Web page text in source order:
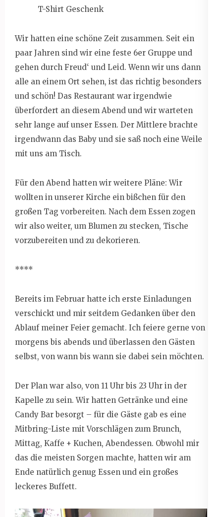
T-Shirt Geschenk
Wir hatten eine schöne Zeit zusammen. Seit ein
paar Jahren sind wir eine feste 6er Gruppe und
gehen durch Freud‘ und Leid. Wenn wir uns dann
alle an einem Ort sehen, ist das richtig besonders
und schön! Das Restaurant war irgendwie
überfordert an diesem Abend und wir warteten
sehr lange auf unser Essen. Der Mittlere brachte
irgendwann das Baby und sie saß noch eine Weile
mit uns am Tisch.
Für den Abend hatten wir weitere Pläne: Wir
wollten in unserer Kirche ein bißchen für den
großen Tag vorbereiten. Nach dem Essen zogen
wir also weiter, um Blumen zu stecken, Tische
vorzubereiten und zu dekorieren.
****
Bereits im Februar hatte ich erste Einladungen
verschickt und mir seitdem Gedanken über den
Ablauf meiner Feier gemacht. Ich feiere gerne von
morgens bis abends und überlassen den Gästen
selbst, von wann bis wann sie dabei sein möchten.
Der Plan war also, von 11 Uhr bis 23 Uhr in der
Kapelle zu sein. Wir hatten Getränke und eine
Candy Bar besorgt – für die Gäste gab es eine
Mitbring-Liste mit Vorschlägen zum Brunch,
Mittag, Kaffe + Kuchen, Abendessen. Obwohl mir
das die meisten Sorgen machte, hatten wir am
Ende natürlich genug Essen und ein großes
leckeres Buffett.